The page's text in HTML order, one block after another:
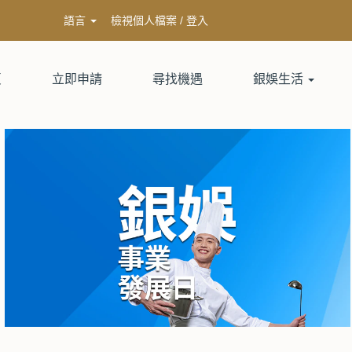
語言 檢視個人檔案 / 登入
立即申請 尋找機遇 銀娛生活